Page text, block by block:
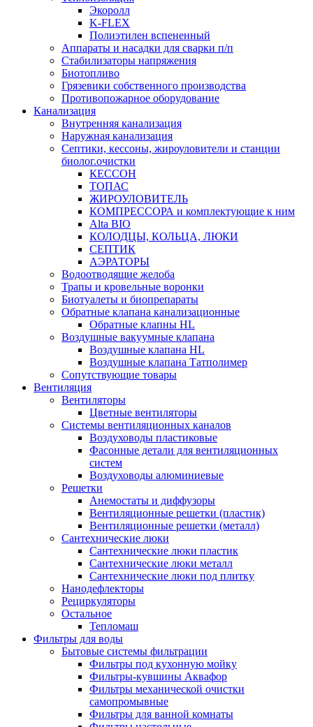
Экоролл
K-FLEX
Полиэтилен вспененный
Аппараты и насадки для сварки п/п
Стабилизаторы напряжения
Биотопливо
Грязевики собственного производства
Противопожарное оборудование
Канализация
Внутренняя канализация
Наружная канализация
Септики, кессоны, жироуловители и станции
биолог.очистки
КЕССОН
ТОПАС
ЖИРОУЛОВИТЕЛЬ
КОМПРЕССОРА и комплектующие к ним
Alta BIO
КОЛОДЦЫ, КОЛЬЦА, ЛЮКИ
СЕПТИК
АЭРАТОРЫ
Водоотводящие желоба
Трапы и кровельные воронки
Биотуалеты и биопрепараты
Обратные клапана канализационные
Обратные клапны HL
Воздушные вакуумные клапана
Воздушные клапана HL
Воздушные клапана Татполимер
Сопутствующие товары
Вентиляция
Вентиляторы
Цветные вентиляторы
Системы вентиляционных каналов
Воздуховоды пластиковые
Фасонные детали для вентиляционных
систем
Воздуховоды алюминиевые
Решетки
Анемостаты и диффузоры
Вентиляционные решетки (пластик)
Вентиляционные решетки (металл)
Сантехнические люки
Сантехнические люки пластик
Сантехнические люки металл
Сантехнические люки под плитку
Нанодефлекторы
Рециркуляторы
Остальное
Тепломаш
Фильтры для воды
Бытовые системы фильтрации
Фильтры под кухонную мойку
Фильтры-кувшины Аквафор
Фильтры механической очистки
самопромывные
Фильтры для ванной комнаты